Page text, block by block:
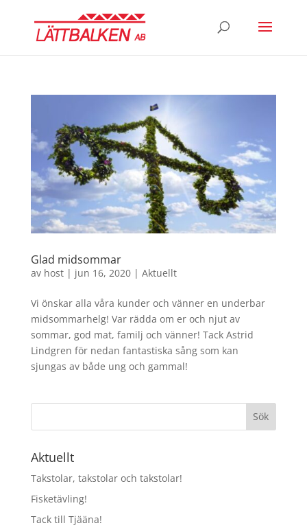
Glad midsommar
av host| jun 16, 2020| Aktuellt
Vi önskar alla våra kunder och vänner en underbar
midsommarhelg! Var rädda om er och njut av
sommar, god mat, familj och vänner! Tack Astrid
Lindgren för nedan fantastiska sång som kan
sjungas av både ung och gammal!
Aktuellt
Takstolar, takstolar och takstolar!
Fisketävling!
Tack till Tjääna!